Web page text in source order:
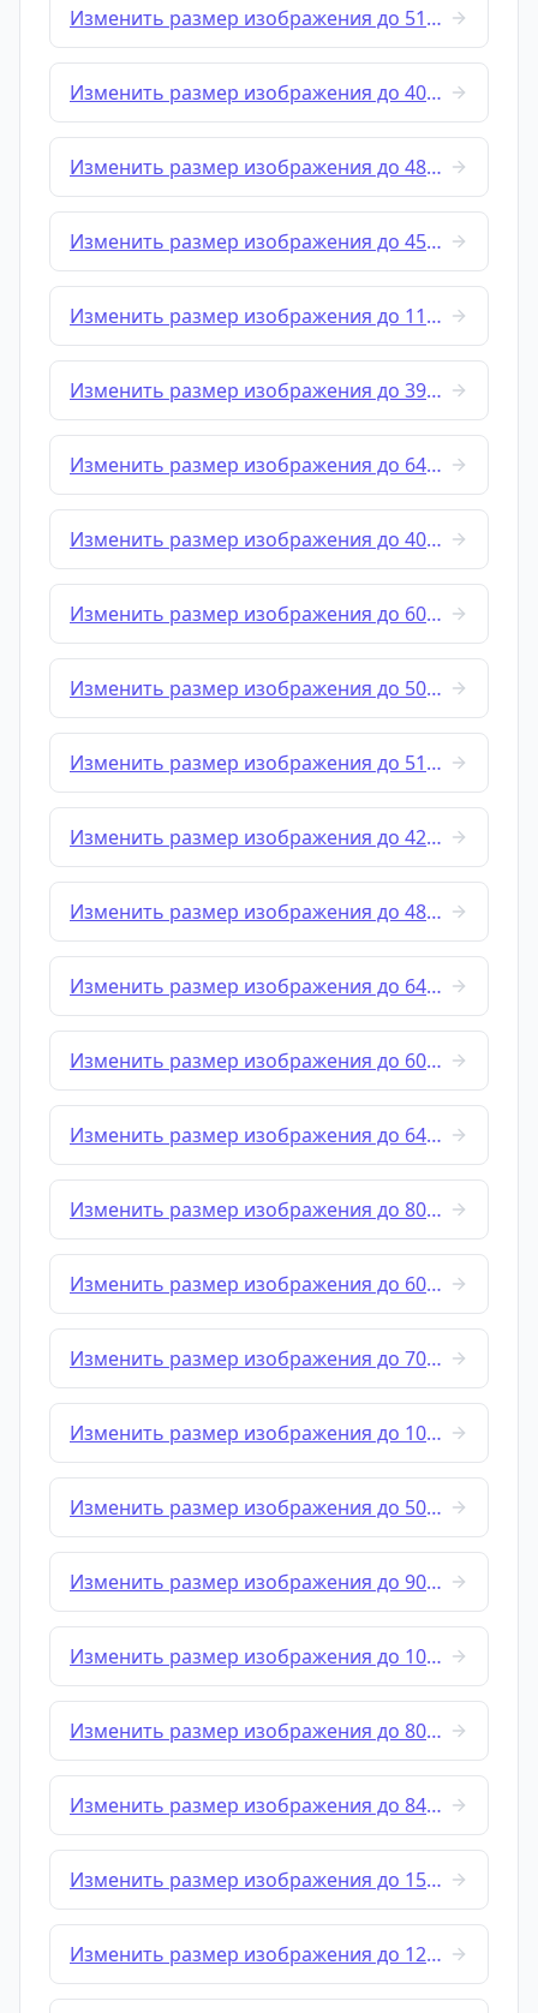
Изменить размер изображения до 512x256
Изменить размер изображения до 400x400
Изменить размер изображения до 480x360
Изменить размер изображения до 450x450
Изменить размер изображения до 1128x191
Изменить размер изображения до 390x567
Изменить размер изображения до 640x360
Изменить размер изображения до 400x600
Изменить размер изображения до 600x400
Изменить размер изображения до 500x500
Изменить размер изображения до 512x512
Изменить размер изображения до 420x645
Изменить размер изображения до 480x640
Изменить размер изображения до 640x480
Изменить размер изображения до 600x600
Изменить размер изображения до 640x640
Изменить размер изображения до 800x600
Изменить размер изображения до 600x800
Изменить размер изображения до 700x700
Изменить размер изображения до 1000x500
Изменить размер изображения до 500x1000
Изменить размер изображения до 900x600
Изменить размер изображения до 1024x576
Изменить размер изображения до 800x800
Изменить размер изображения до 840x840
Изменить размер изображения до 1500x500
Изменить размер изображения до 1200x628